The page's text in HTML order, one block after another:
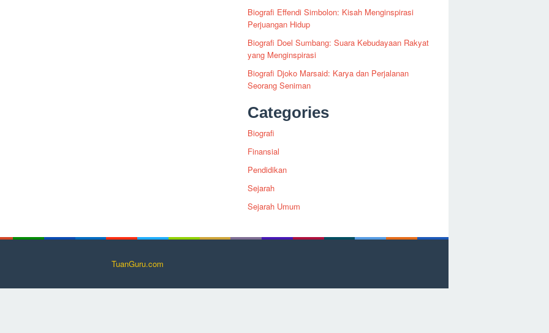
Biografi Effendi Simbolon: Kisah Menginspirasi
Perjuangan Hidup
Biografi Doel Sumbang: Suara Kebudayaan Rakyat
yang Menginspirasi
Biografi Djoko Marsaid: Karya dan Perjalanan
Seorang Seniman
Categories
Biografi
Finansial
Pendidikan
Sejarah
Sejarah Umum
TuanGuru.com